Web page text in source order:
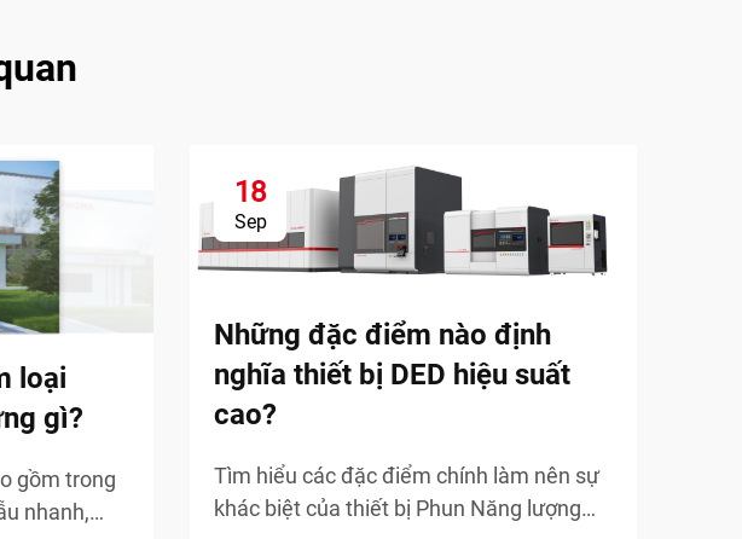
loại
gì?
gồm trong
nhanh,
18
Sep
Những đặc điểm nào định
nghĩa thiết bị DED hiệu suất
cao?
Tìm hiểu các đặc điểm chính làm nên sự
khác biệt của thiết bị Phun Năng lượng